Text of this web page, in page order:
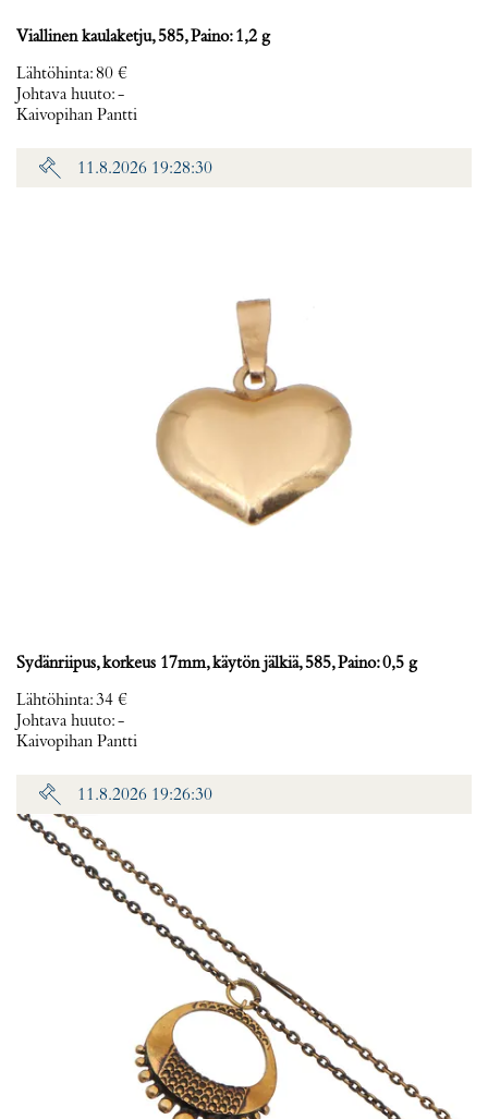
Viallinen kaulaketju, 585, Paino: 1,2 g
Lähtöhinta:80 €
Johtava huuto:-
Kaivopihan Pantti
11.8.2026 19:28:30
Sydänriipus, korkeus 17mm, käytön jälkiä, 585, Paino: 0,5 g
Lähtöhinta:34 €
Johtava huuto:-
Kaivopihan Pantti
11.8.2026 19:26:30